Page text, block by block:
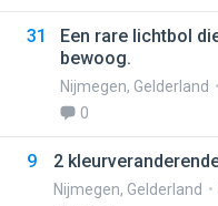
31
Een rare lichtbol
bewoog.
Nijmegen, Gelderland
0
9 2
Nijmegen, Gelderland